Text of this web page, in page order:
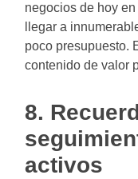
negocios de hoy
llegar a
poco presupuesto.
contenido de valor
8.
activos